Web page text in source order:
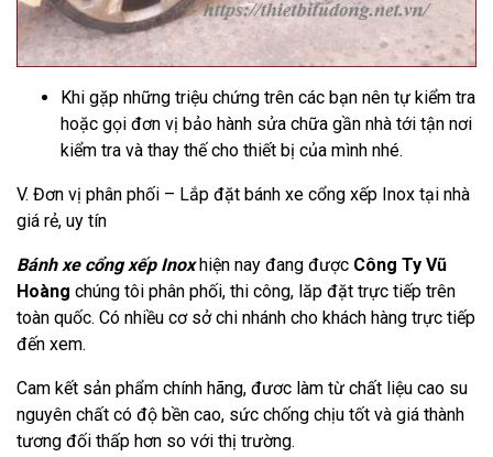
Khi gặp những triệu chứng trên các bạn nên tự kiểm tra
hoặc gọi đơn vị bảo hành sửa chữa gần nhà tới tận nơi
kiểm tra và thay thế cho thiết bị của mình nhé.
V. Đơn vị phân phối – Lắp đặt bánh xe cổng xếp Inox tại nhà
giá rẻ, uy tín
Bánh xe cổng xếp Inoxhiện nay đang được Công Ty Vũ
Hoàng chúng tôi phân phối, thi công, lăp đặt trực tiếp trên
toàn quốc. Có nhiều cơ sở chi nhánh cho khách hàng trực tiếp
đến xem.
Cam kết sản phẩm chính hãng, đươc làm từ chất liệu cao su
nguyên chất có độ bền cao, sức chống chịu tốt và giá thành
tương đối thấp hơn so với thị trường.